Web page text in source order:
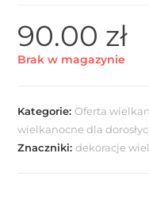
90.00 zł
Brak w magazynie
Kategorie:Oferta
wielkanocne dla
Znaczniki:dekoracje